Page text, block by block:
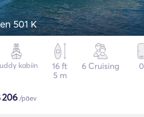
501 K
kabiin
16 ft
5 m
6 Cruising 0
206/päev